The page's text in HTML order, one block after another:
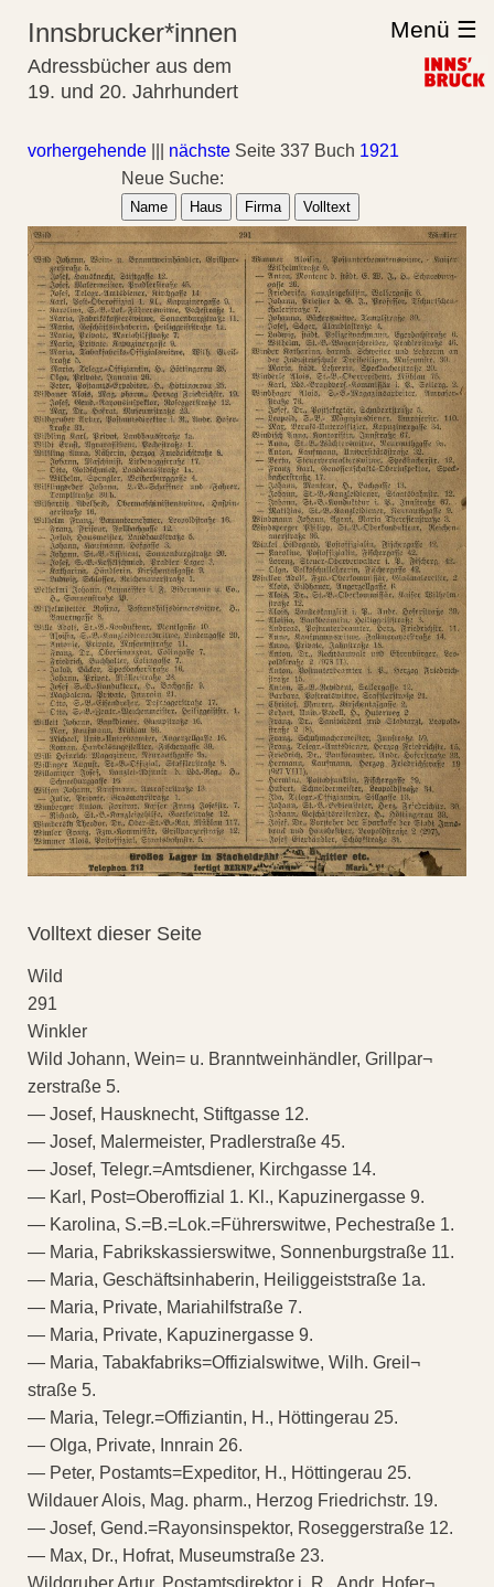
Innsbrucker*innen
Adressbücher aus dem
19. und 20. Jahrhundert
Menü ☰
vorhergehende nächste Seite 337 Buch 1921
Neue Suche:
Name Haus Firma Volltext
Volltext dieser Seite
Wild
291
Winkler
Wild Johann, Wein= u. Branntweinhändler, Grillpar¬
zerstraße 5.
— Josef, Hausknecht, Stiftgasse 12.
— Josef, Malermeister, Pradlerstraße 45.
— Josef, Telegr.=Amtsdiener, Kirchgasse 14.
— Karl, Post=Oberoffizial 1. Kl., Kapuzinergasse 9.
— Karolina, S.=B.=Lok.=Führerswitwe, Pechestraße 1.
— Maria, Fabrikskassierswitwe, Sonnenburgstraße 11.
— Maria, Geschäftsinhaberin, Heiliggeiststraße 1a.
— Maria, Private, Mariahilfstraße 7.
— Maria, Private, Kapuzinergasse 9.
— Maria, Tabakfabriks=Offizialswitwe, Wilh. Greil¬
straße 5.
— Maria, Telegr.=Offiziantin, H., Höttingerau 25.
— Olga, Private, Innrain 26.
— Peter, Postamts=Expeditor, H., Höttingerau 25.
Wildauer Alois, Mag. pharm., Herzog Friedrichstr. 19.
— Josef, Gend.=Rayonsinspektor, Roseggerstraße 12.
— Max, Dr., Hofrat, Museumstraße 23.
Wildgruber Artur, Postamtsdirektor i. R., Andr. Hofer¬